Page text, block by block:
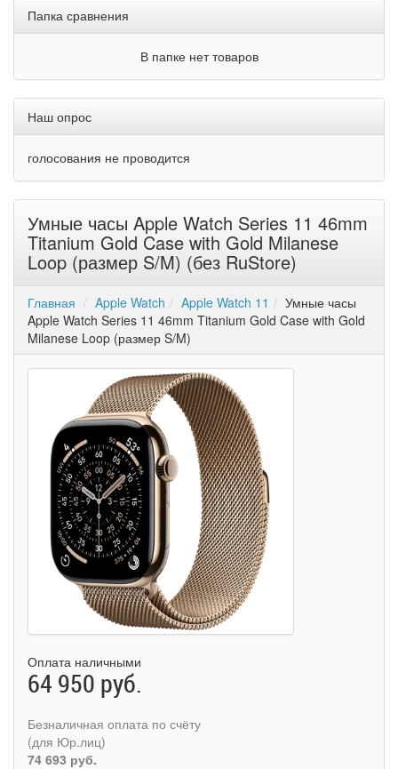
Папка сравнения
В папке нет товаров
Наш опрос
голосования не проводится
Умные часы Apple Watch Series 11 46mm
Titanium Gold Case with Gold Milanese
Loop (размер S/M) (без RuStore)
Главная Apple Watch Apple Watch 11
Умные часы
Apple Watch Series 11 46mm Titanium Gold Case with Gold
Milanese Loop (размер S/M)
Оплата наличными
64 950 руб.
Безналичная оплата по счёту
(для Юр.лиц)
74 693 руб.